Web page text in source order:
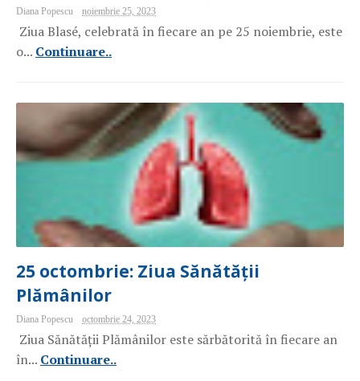
Diana Popescu noiembrie 25, 2023
Ziua Blasé, celebrată în fiecare an pe 25 noiembrie, este
o... Continuare..
25 octombrie: Ziua Sănătății
Plămânilor
Diana Popescu octombrie 24, 2023
Ziua Sănătății Plămânilor este sărbătorită în fiecare an
în... Continuare..